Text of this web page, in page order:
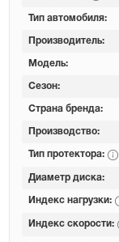
Тип автомобиля:
Производитель:
Модель:
Сезон:
Страна бренда:
Производство:
Тип протектора:
Диаметр диска:
Индекс нагрузки:
Индекс скорости: